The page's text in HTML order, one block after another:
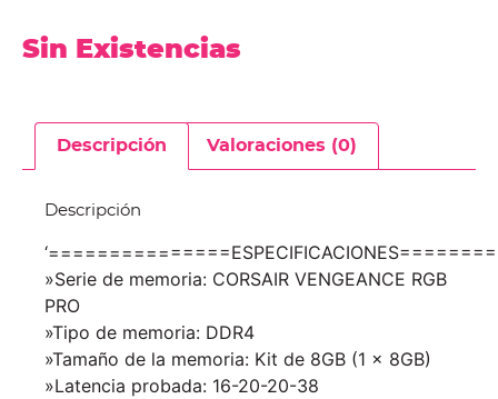
Sin Existencias
Descripción Valoraciones (0)
Descripción
»Serie de memoria: CORSAIR VENGEANCE RGB
PRO
»Tipo de memoria: DDR4
»Tamaño de la memoria: Kit de 8GB (1 x 8GB)
»Latencia probada: 16-20-20-38